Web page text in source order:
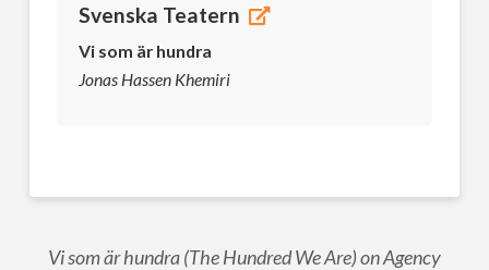
Svenska Teatern
Vi som är hundra
Jonas Hassen Khemiri
Vi som är hundra (The Hundred We Are) on Agency